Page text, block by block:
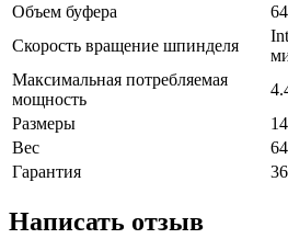
Объем буфера
Скорость вращение шпинделя
Максимальная потребляемая
мощность
Размеры
Вес
Гарантия
Написать отзыв